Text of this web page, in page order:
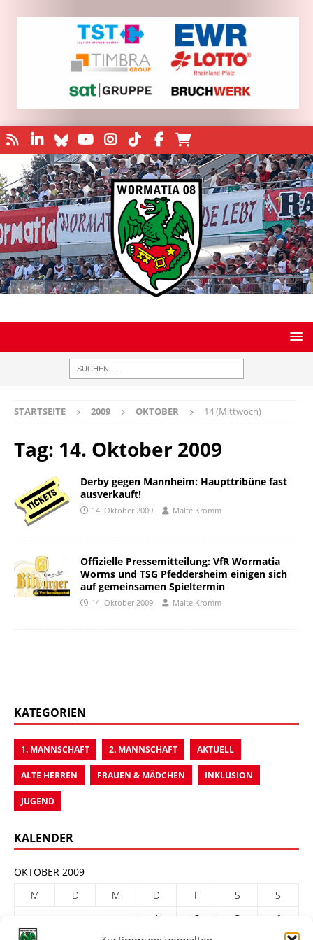
STARTSEITE 2009 OKTOBER 14 (Mittwoch)
Tag: 14. Oktober 2009
Derby gegen Mannheim: Haupttribüne fast
ausverkauft!
14. Oktober 2009 Malte Kromm
Offizielle Pressemitteilung: VfR Wormatia
Worms und TSG Pfeddersheim einigen sich
auf gemeinsamen Spieltermin
14. Oktober 2009 Malte Kromm
KATEGORIEN
1. MANNSCHAFT 2. MANNSCHAFT AKTUELL
ALTE HERREN FRAUEN & MÄDCHEN INKLUSION
JUGEND
KALENDER
OKTOBER 2009
M
D M D F S
S
1
2 3
4